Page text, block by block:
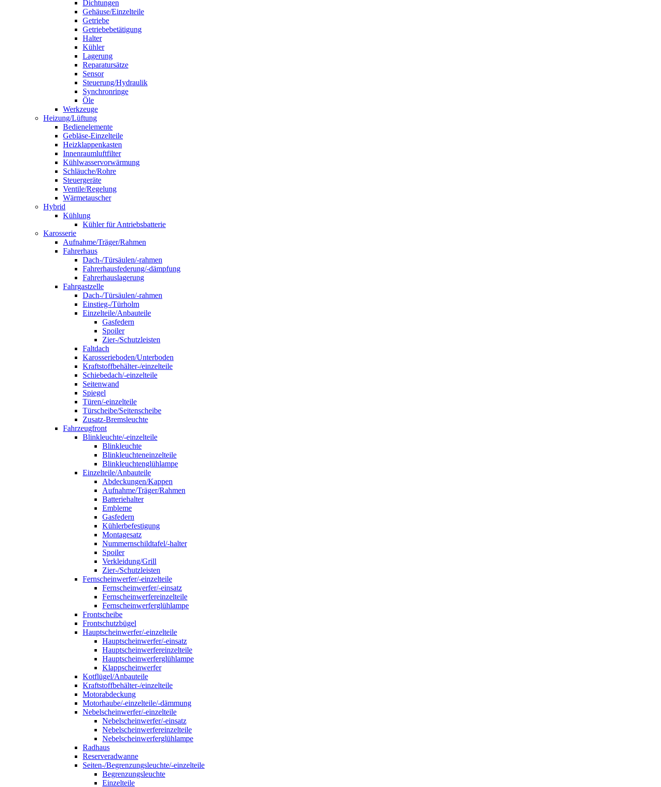
Dichtungen
Gehäuse/Einzelteile
Getriebe
Getriebebetätigung
Halter
Kühler
Lagerung
Reparatursätze
Sensor
Steuerung/Hydraulik
Synchronringe
Öle
Werkzeuge
Heizung/Lüftung
Bedienelemente
Gebläse-Einzelteile
Heizklappenkasten
Innenraumluftfilter
Kühlwasservorwärmung
Schläuche/Rohre
Steuergeräte
Ventile/Regelung
Wärmetauscher
Hybrid
Kühlung
Kühler für Antriebsbatterie
Karosserie
Aufnahme/Träger/Rahmen
Fahrerhaus
Dach-/Türsäulen/-rahmen
Fahrerhausfederung/-dämpfung
Fahrerhauslagerung
Fahrgastzelle
Dach-/Türsäulen/-rahmen
Einstieg-/Türholm
Einzelteile/Anbauteile
Gasfedern
Spoiler
Zier-/Schutzleisten
Faltdach
Karosserieboden/Unterboden
Kraftstoffbehälter-/einzelteile
Schiebedach/-einzelteile
Seitenwand
Spiegel
Türen/-einzelteile
Türscheibe/Seitenscheibe
Zusatz-Bremsleuchte
Fahrzeugfront
Blinkleuchte/-einzelteile
Blinkleuchte
Blinkleuchteneinzelteile
Blinkleuchtenglühlampe
Einzelteile/Anbauteile
Abdeckungen/Kappen
Aufnahme/Träger/Rahmen
Batteriehalter
Embleme
Gasfedern
Kühlerbefestigung
Montagesatz
Nummernschildtafel/-halter
Spoiler
Verkleidung/Grill
Zier-/Schutzleisten
Fernscheinwerfer/-einzelteile
Fernscheinwerfer/-einsatz
Fernscheinwerfereinzelteile
Fernscheinwerferglühlampe
Frontscheibe
Frontschutzbügel
Hauptscheinwerfer/-einzelteile
Hauptscheinwerfer/-einsatz
Hauptscheinwerfereinzelteile
Hauptscheinwerferglühlampe
Klappscheinwerfer
Kotflügel/Anbauteile
Kraftstoffbehälter-/einzelteile
Motorabdeckung
Motorhaube/-einzelteile/-dämmung
Nebelscheinwerfer/-einzelteile
Nebelscheinwerfer/-einsatz
Nebelscheinwerfereinzelteile
Nebelscheinwerferglühlampe
Radhaus
Reserveradwanne
Seiten-/Begrenzungsleuchte/-einzelteile
Begrenzungsleuchte
Einzelteile